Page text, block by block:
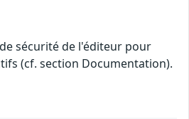
sécurité de l'éditeur pour
(cf. section Documentation).